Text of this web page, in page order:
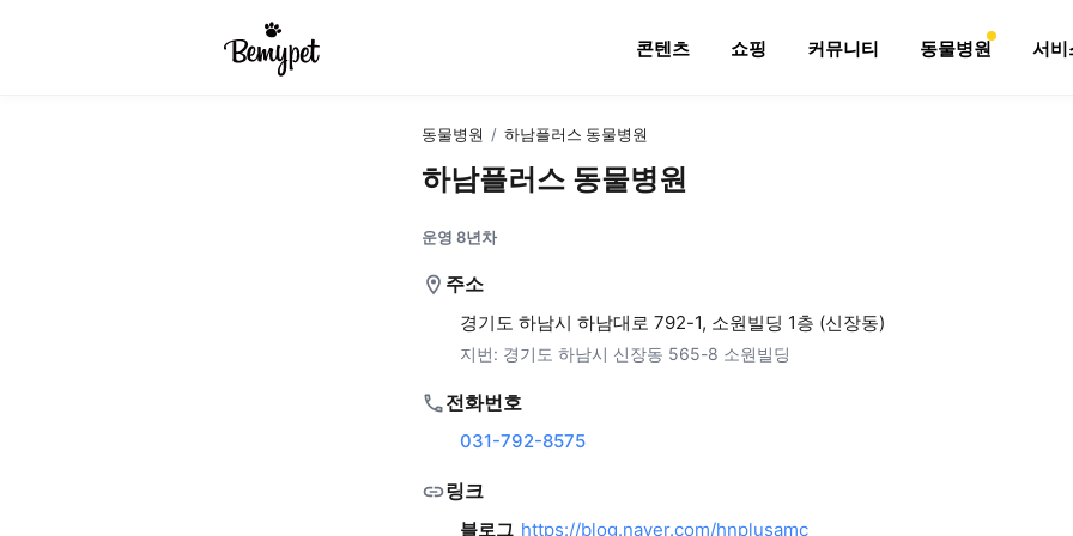
콘텐츠 쇼핑 커뮤니티 동물병원 서비
동물병원 / 하남플러스 동물병원
하남플러스 동물병원
운영 8년차
주소
경기도 하남시 하남대로 792-1, 소원빌딩 1층 (신장동)
지번: 경기도 하남시 신장동 565-8 소원빌딩
전화번호
031-792-8575
링크
블로그 https://blog.naver.com/hnplusamc